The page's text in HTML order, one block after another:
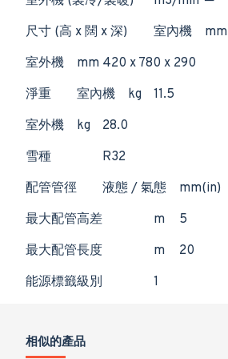
尺寸 (高 x 闊 x 深)
室內機 mm
室外機
mm 420 x 780 x 290
淨重
室內機 kg
11.5
室外機
kg
28.0
雪種
R32
配管管徑
液態 / 氣態 mm(in)
最大配管高差
m
5
最大配管長度
m
20
能源標籤級別
1
相似的產品